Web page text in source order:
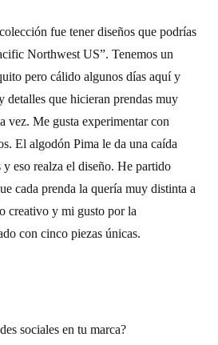
fue tener diseños que podrías
Northwest US”. Tenemos un
pero cálido algunos días aquí y
detalles que hicieran prendas muy
vez. Me gusta experimentar con
El algodón Pima le da una caída
eso realza el diseño. He partido
cada prenda la quería muy distinta a
creativo y mi gusto por la
con cinco piezas únicas.
sociales en tu marca?